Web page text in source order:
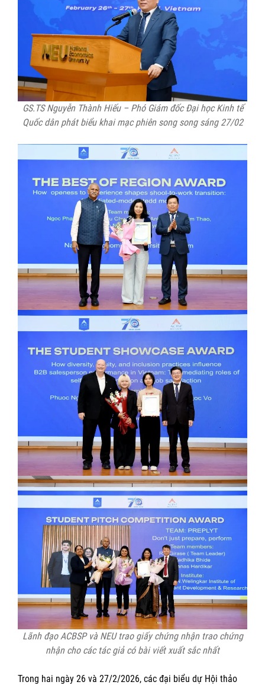
GS.TS Nguyễn Thành Hiếu – Phó Giám đốc Đại học Kinh tế
Quốc dân phát biểu khai mạc phiên song song sáng 27/02
Lãnh đạo ACBSP và NEU trao giấy chứng nhận trao chứng
nhận cho các tác giả có bài viết xuất sắc nhất
Trong hai ngày 26 và 27/2/2026, các đại biểu dự Hội thảo